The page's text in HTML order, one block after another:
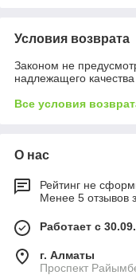
Условия возврата
Законом не
надлежащего качества
Все условия
О нас
Рейтинг не
Менее 5 отзывов
Работает с
г. Алматы
Проспект